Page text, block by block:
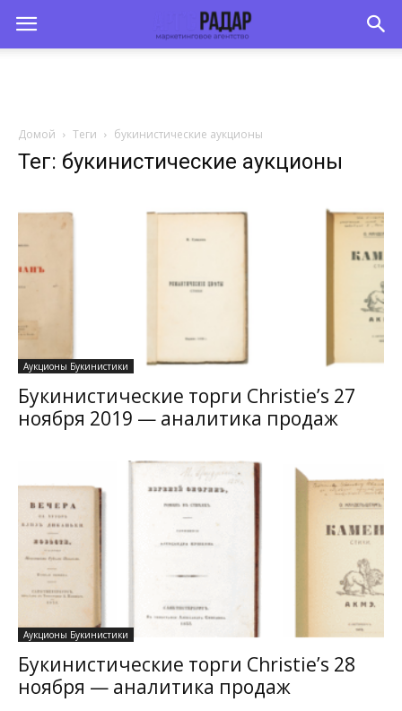
Домой Теги букинистические аукционы
Тег: букинистические аукционы
Аукционы Букинистики
Букинистические торги Christie’s 27
ноября 2019 — аналитика продаж
Аукционы Букинистики
Букинистические торги Christie’s 28
ноября — аналитика продаж